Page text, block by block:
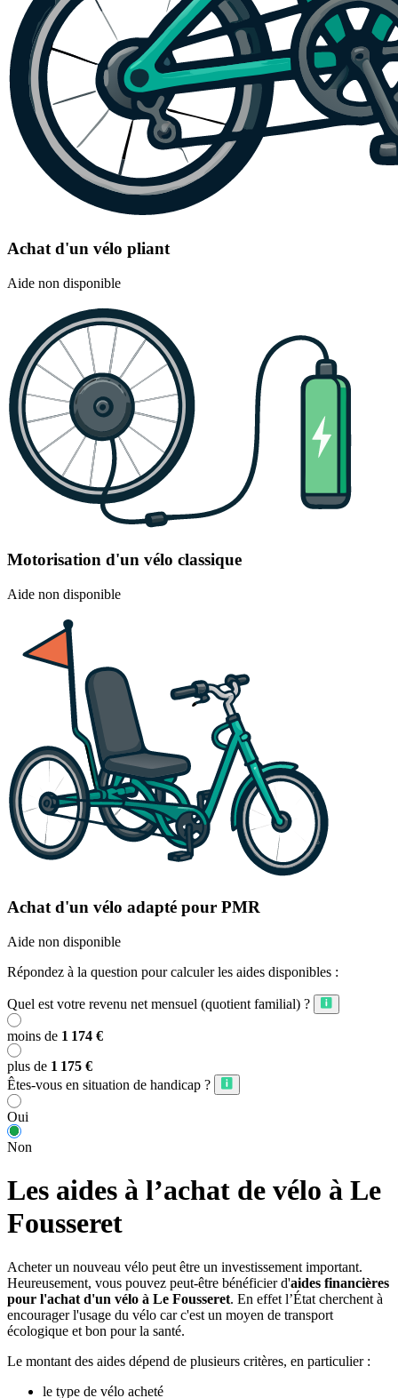
Achat d'un vélo pliant
Aide non disponible
Motorisation d'un vélo classique
Aide non disponible
Achat d'un vélo adapté pour PMR
Aide non disponible
Répondez à la question pour calculer les aides disponibles :
Quel est votre revenu net mensuel (quotient familial) ?
moins de 1 174 €
plus de 1 175 €
Êtes-vous en situation de handicap ?
Oui
Non
Les aides à l’achat de vélo à Le
Fousseret
Acheter un nouveau vélo peut être un investissement important.
Heureusement, vous pouvez peut-être bénéficier d'aides financières
pour l'achat d'un vélo à Le Fousseret. En effet l’État cherchent à
encourager l'usage du vélo car c'est un moyen de transport
écologique et bon pour la santé.
Le montant des aides dépend de plusieurs critères, en particulier :
le type de vélo acheté